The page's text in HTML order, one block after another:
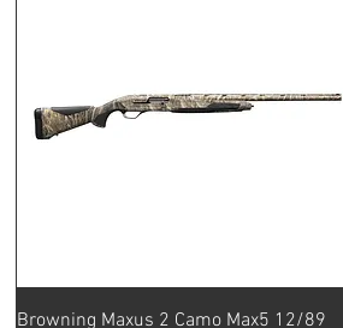
Browning Maxus 2 Camo Max5 12/89